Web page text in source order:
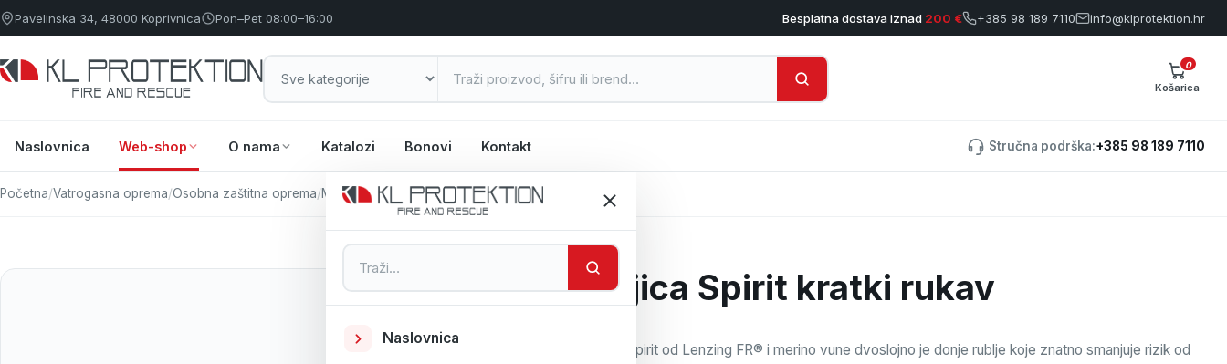
Pavelinska 34, 48000 Koprivnica Pon–Pet 08:00–16:00 Besplatna dostava iznad 200 € +385 98 189 7110 info@klprotektion.hr
Košarica
0
Naslovnica Web-shop O nama Katalozi Bonovi Kontakt Stručna podrška:+385 98 189 7110
Pretraga
Naslovnica
Početna/Vatrogasna oprema/Osobna zaštitna oprema/Majica Spirit kratki rukav
Majica Spirit kratki rukav
Majica Spirit od Lenzing FR® i merino vune dvoslojno je donje rublje koje znatno smanjuje rizik od